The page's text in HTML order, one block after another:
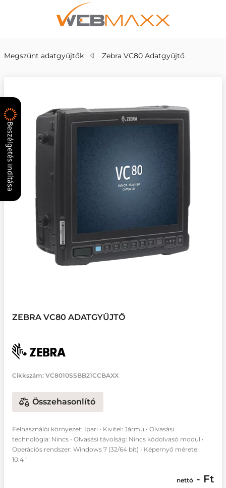
Megszűnt adatgyűjtők Zebra VC80 Adatgyűjtő
ZEBRA VC80 ADATGYŰJTŐ
Cikkszám: VC8010SSBB21CCBAXX
Összehasonlító
Felhasználói környezet: Ipari • Kivitel: Jármű • Olvasási
technológia: Nincs • Olvasási távolság: Nincs kódolvasó modul •
Operációs rendszer: Windows 7 (32/64 bit) • Képernyő mérete:
10.4 "
nettó - Ft
Beszélgetés indítása